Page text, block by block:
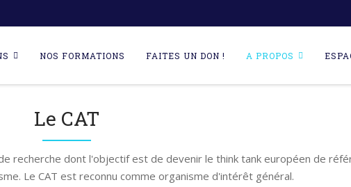
NOS FORMATIONS FAITES UN DON ! A PROPOS
Le CAT
recherche dont l'objectif est de devenir le think tank européen de
Le CAT est reconnu comme organisme d'intérêt général.